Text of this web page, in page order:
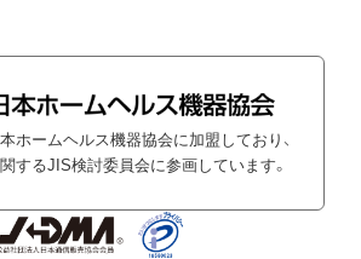
ホームヘルス機器協会に加盟しており、
するJIS検討委員会に参画しています。